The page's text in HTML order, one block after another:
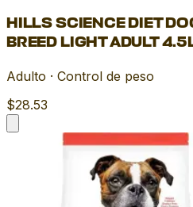
HILLS SCIENCE DIET
BREED LIGHT ADULT
Adulto · Control de peso
$28.53